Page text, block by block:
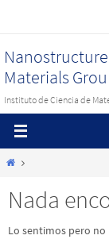
contenido
Materials
Instituto de Ciencia de
Inicio
Nada
Lo sentimos pero